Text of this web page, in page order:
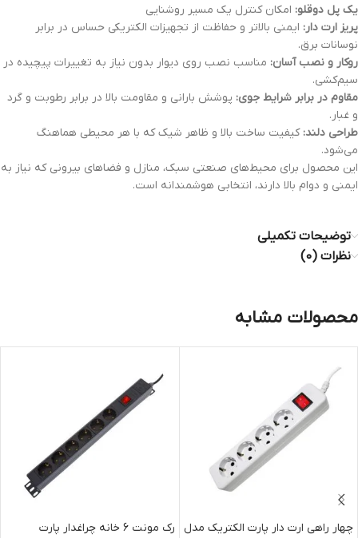
یک پل دوقلو: امکان کنترل یک مسیر روشنایی
پریز ارت دار: ایمنی بالاتر و حفاظت از تجهیزات الکتریکی حساس در برابر
نوسانات برق.
روکار و نصب آسان: مناسب نصب روی دیوار بدون نیاز به تغییرات پیچیده در
سیم‌کشی.
مقاوم در برابر شرایط جوی: پوشش بارانی و مقاومت بالا در برابر رطوبت و گرد
و غبار.
طراحی دلند: کیفیت ساخت بالا و ظاهر شیک که با هر محیطی هماهنگ
می‌شود.
این محصول برای محیط‌های صنعتی سبک، منازل و فضاهای بیرونی که نیاز به
ایمنی و دوام بالا دارند، انتخابی هوشمندانه است.
توضیحات تکمیلی
نظرات (0)
محصولات مشابه
چهار راهی ارت دار پارت الکتریک مدل
رک مونت 6 خانه چراغدار پارت